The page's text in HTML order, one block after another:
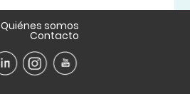
Quiénes somos
Contacto